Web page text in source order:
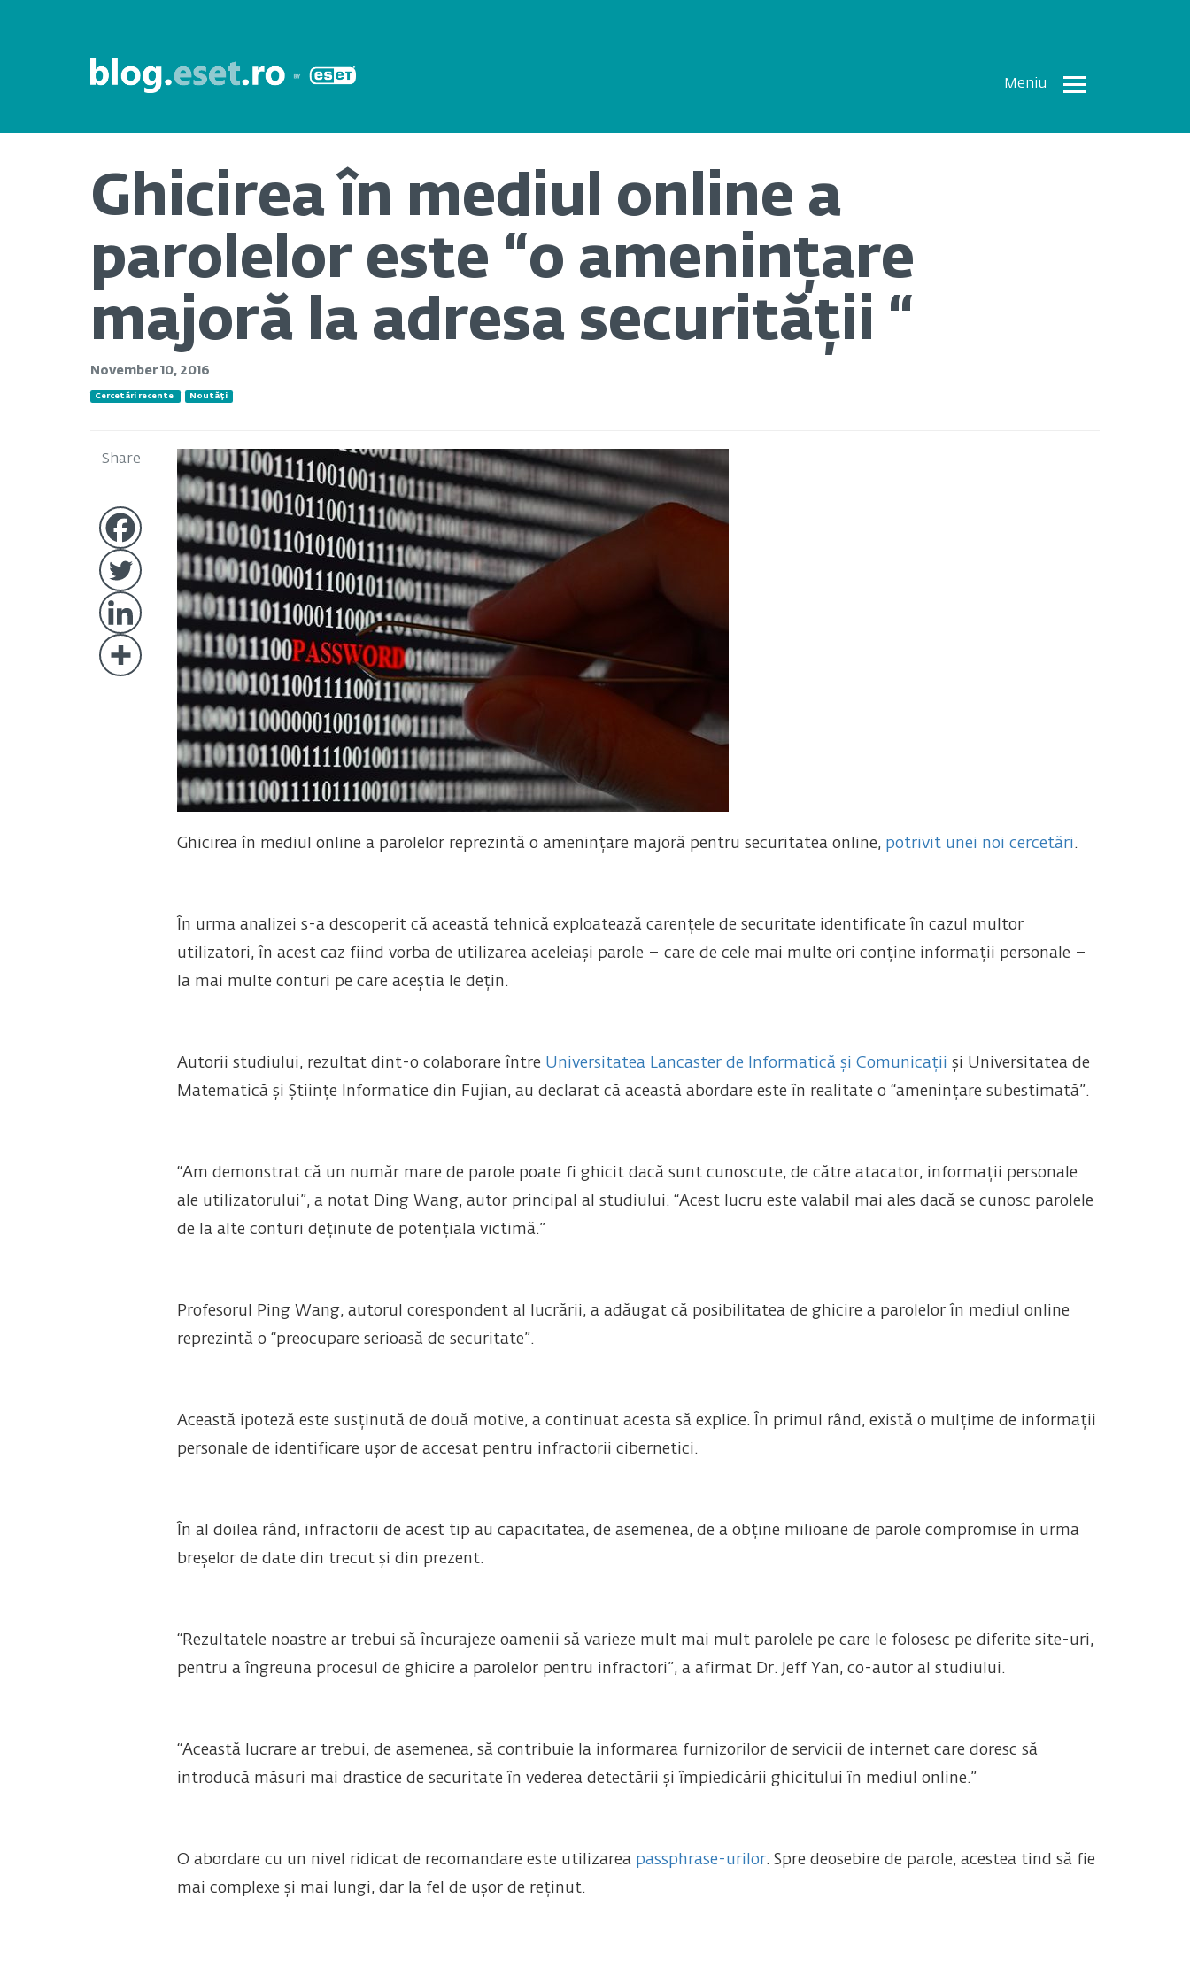
Meniu
Toate
Ghicirea în mediul online a
parolelor este “o amenințare
majoră la adresa securității “
November 10, 2016
Cercetări recente Noutăți
Share
Ghicirea în mediul online a parolelor reprezintă o amenințare majoră pentru securitatea online, potrivit unei noi cercetări.
În urma analizei s-a descoperit că această tehnică exploatează carențele de securitate identificate în cazul multor
utilizatori, în acest caz fiind vorba de utilizarea aceleiași parole – care de cele mai multe ori conține informații personale –
la mai multe conturi pe care aceștia le dețin.
Autorii studiului, rezultat dint-o colaborare între Universitatea Lancaster de Informatică și Comunicații și Universitatea de
Matematică și Științe Informatice din Fujian, au declarat că această abordare este în realitate o “amenințare subestimată”.
“Am demonstrat că un număr mare de parole poate fi ghicit dacă sunt cunoscute, de către atacator, informații personale
ale utilizatorului”, a notat Ding Wang, autor principal al studiului. “Acest lucru este valabil mai ales dacă se cunosc parolele
de la alte conturi deținute de potențiala victimă.”
Profesorul Ping Wang, autorul corespondent al lucrării, a adăugat că posibilitatea de ghicire a parolelor în mediul online
reprezintă o “preocupare serioasă de securitate”.
Această ipoteză este susținută de două motive, a continuat acesta să explice. În primul rând, există o mulțime de informații
personale de identificare ușor de accesat pentru infractorii cibernetici.
În al doilea rând, infractorii de acest tip au capacitatea, de asemenea, de a obține milioane de parole compromise în urma
breșelor de date din trecut și din prezent.
“Rezultatele noastre ar trebui să încurajeze oamenii să varieze mult mai mult parolele pe care le folosesc pe diferite site-uri,
pentru a îngreuna procesul de ghicire a parolelor pentru infractori”, a afirmat Dr. Jeff Yan, co-autor al studiului.
“Această lucrare ar trebui, de asemenea, să contribuie la informarea furnizorilor de servicii de internet care doresc să
introducă măsuri mai drastice de securitate în vederea detectării și împiedicării ghicitului în mediul online.”
O abordare cu un nivel ridicat de recomandare este utilizarea passphrase-urilor. Spre deosebire de parole, acestea tind să fie
mai complexe și mai lungi, dar la fel de ușor de reținut.